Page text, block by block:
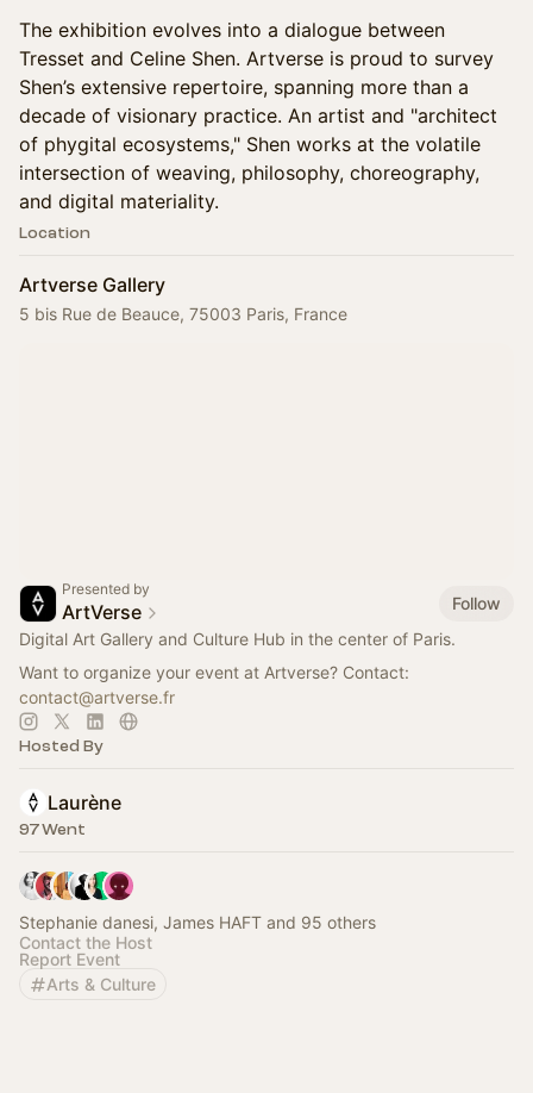
The exhibition evolves into a dialogue between
Tresset and Celine Shen. Artverse is proud to survey
Shen’s extensive repertoire, spanning more than a
decade of visionary practice. An artist and "architect
of phygital ecosystems," Shen works at the volatile
intersection of weaving, philosophy, choreography,
and digital materiality.
Location
Artverse Gallery
5 bis Rue de Beauce, 75003 Paris, France
Presented by
ArtVerse
Follow
Digital Art Gallery and Culture Hub in the center of Paris.
Want to organize your event at Artverse? Contact:
contact@artverse.fr
Hosted By
Laurène
97 Went
Stephanie danesi, James HAFT and 95 others
Contact the Host
Report Event
Arts & Culture